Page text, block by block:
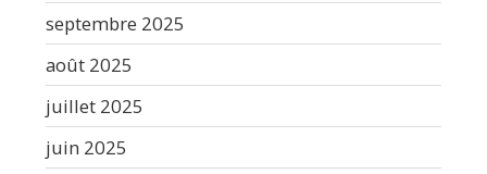
septembre 2025
août 2025
juillet 2025
juin 2025